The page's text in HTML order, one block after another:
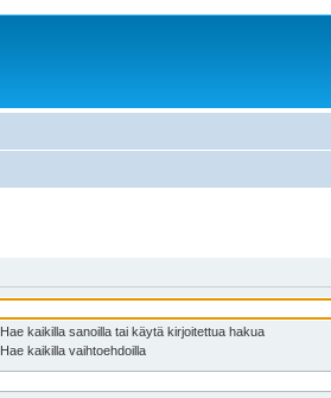
Hae kaikilla sanoilla tai käytä kirjoitettua hakua
Hae kaikilla vaihtoehdoilla